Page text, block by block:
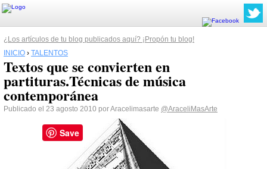
¿Los artículos de tu blog publicados aquí? ¡Propón tu blog!
INICIO › TALENTOS
Textos que se convierten en
partituras.Técnicas de música
contemporánea
Publicado el 23 agosto 2010 por Aracelimasarte @AraceliMasArte
Save